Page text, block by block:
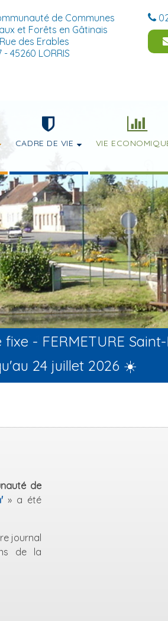
02
de Communes
et Forêts en Gâtinais
des Erables
- 45260 LORRIS
CADRE DE VIE VIE
fixe - FERMETURE
24 juillet 2026 ☀️
de
» a été
journal
de la